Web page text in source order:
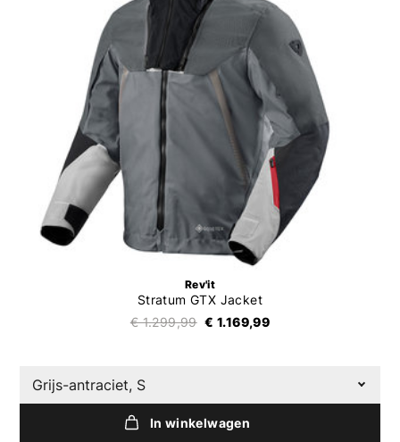
Rev'it
Stratum GTX Jacket
€ 1.299,99 € 1.169,99
Grijs-antraciet, S
In winkelwagen